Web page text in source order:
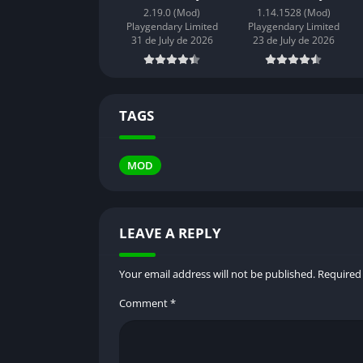
que lo convierten en uno de los mods más
🎮 Monedas ilimitadas
Esto significa que podrás desbloquear lo
🕹️ Todos los personajes desbloqueados
En la versión oficial, debes superar
⚔️ Modos de juego completos
Podrás acceder a todos los modos (1v1,
🔄 Actualizaciones constantes
2.19.0 (Mod)
Playgendary Limited
31 de July de 2026
1.14.1528 (Mod)
Playgendary Limited
23 de July de 2026
TAGS
MOD
LEAVE A REPLY
Your email address will not be published.
Comment*